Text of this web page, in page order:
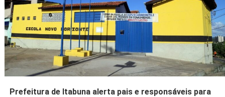
Prefeitura de Itabuna alerta pais e responsáveis para